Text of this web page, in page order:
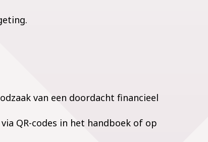
van een doordacht financieel
QR-codes in het handboek of op